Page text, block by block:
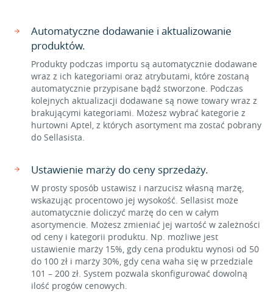
Automatyczne dodawanie i aktualizowanie
produktów.
Produkty podczas importu są automatycznie dodawane
wraz z ich kategoriami oraz atrybutami, które zostaną
automatycznie przypisane bądź stworzone. Podczas
kolejnych aktualizacji dodawane są nowe towary wraz z
brakującymi kategoriami. Możesz wybrać kategorie z
hurtowni Aptel, z których asortyment ma zostać pobrany
do Sellasista.
Ustawienie marży do ceny sprzedaży.
W prosty sposób ustawisz i narzucisz własną marżę,
wskazując procentowo jej wysokość. Sellasist może
automatycznie doliczyć marżę do cen w całym
asortymencie. Możesz zmieniać jej wartość w zależności
od ceny i kategorii produktu. Np. możliwe jest
ustawienie marży 15%, gdy cena produktu wynosi od 50
do 100 zł i marży 30%, gdy cena waha się w przedziale
101 – 200 zł. System pozwala skonfigurować dowolną
ilość progów cenowych.